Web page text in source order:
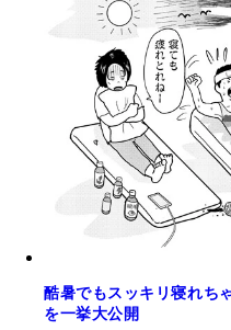
酷暑でもスッキリ寝れち
を一挙大公開